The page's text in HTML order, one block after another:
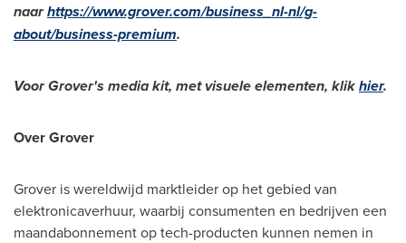
naarhttps://www.grover.com/business_nl-nl/g-
about/business-premium.
Voor Grover's media kit, met visuele elementen, klikhier.
Over Grover
Grover is wereldwijd marktleider op het gebied van
elektronicaverhuur, waarbij consumenten en bedrijven een
maandabonnement op tech-producten kunnen nemen in